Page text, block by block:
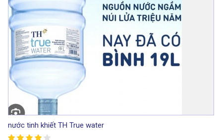
nước tinh khiết TH True water